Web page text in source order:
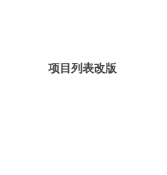
项目列表改版